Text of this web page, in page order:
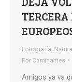
TERCERA
Fotografía
Por Caminantes
Amigos ya va